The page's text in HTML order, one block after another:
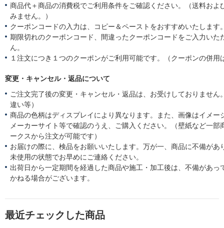
商品代＋商品の消費税でご利用条件をご確認ください。（送料およ
みません。）
クーポンコードの入力は、コピー＆ペーストをおすすめいたします
期限切れのクーポンコード、間違ったクーポンコードをご入力いた
ん。
１注文につき１つのクーポンがご利用可能です。（クーポンの併用
変更・キャンセル・返品について
ご注文完了後の変更・キャンセル・返品は、お受けしておりません
違い等）
商品の色柄はディスプレイにより異なります。また、画像はイメー
メーカーサイト等で確認のうえ、ご購入ください。（壁紙など一部
ークスから注文が可能です）
お届けの際に、検品をお願いいたします。万が一、商品に不備があ
未使用の状態でお早めにご連絡ください。
出荷日から一定期間を経過した商品や施工・加工後は、不備があっ
かねる場合がございます。
最近チェックした商品